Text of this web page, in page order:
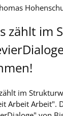
zählt im
im
Arbeit Arbeit".